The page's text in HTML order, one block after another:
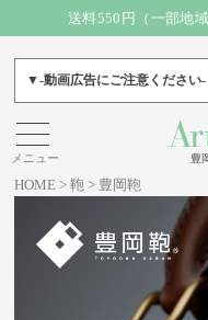
送料550円（一部地
▼-動画広告にご注意ください-
豊
HOME 鞄 豊岡鞄